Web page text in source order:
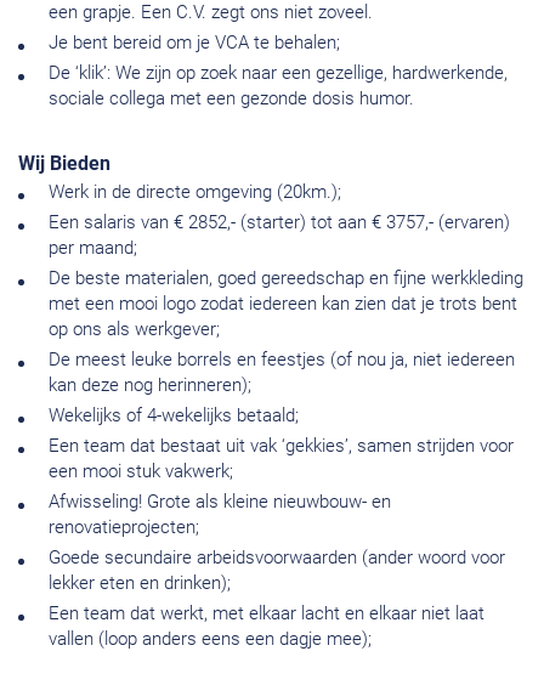
een grapje. Een C.V. zegt ons niet zoveel.
Je bent bereid om je VCA te behalen;
De ‘klik’: We zijn op zoek naar een gezellige, hardwerkende,
sociale collega met een gezonde dosis humor.
Wij Bieden
Werk in de directe omgeving (20km.);
Een salaris van € 2852,- (starter) tot aan € 3757,- (ervaren)
per maand;
De beste materialen, goed gereedschap en fijne werkkleding
met een mooi logo zodat iedereen kan zien dat je trots bent
op ons als werkgever;
De meest leuke borrels en feestjes (of nou ja, niet iedereen
kan deze nog herinneren);
Wekelijks of 4-wekelijks betaald;
Een team dat bestaat uit vak ‘gekkies’, samen strijden voor
een mooi stuk vakwerk;
Afwisseling! Grote als kleine nieuwbouw- en
renovatieprojecten;
Goede secundaire arbeidsvoorwaarden (ander woord voor
lekker eten en drinken);
Een team dat werkt, met elkaar lacht en elkaar niet laat
vallen (loop anders eens een dagje mee);